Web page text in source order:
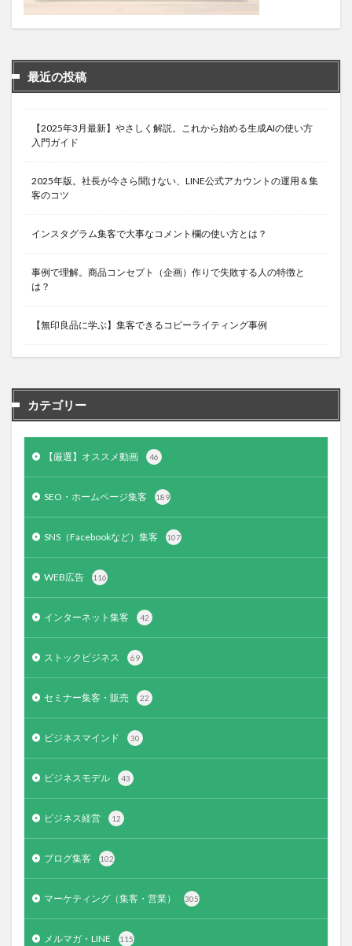
最近の投稿
【2025年3月最新】やさしく解説。これから始める生成AIの使い方
入門ガイド
2025年版。社長が今さら聞けない、LINE公式アカウントの運用＆集
客のコツ
インスタグラム集客で大事なコメント欄の使い方とは？
事例で理解。商品コンセプト（企画）作りで失敗する人の特徴と
は？
【無印良品に学ぶ】集客できるコピーライティング事例
カテゴリー
【厳選】オススメ動画 46
SEO・ホームページ集客 189
SNS（Facebookなど）集客 107
WEB広告 116
インターネット集客 42
ストックビジネス 69
セミナー集客・販売 22
ビジネスマインド 30
ビジネスモデル 43
ビジネス経営 12
ブログ集客 102
マーケティング（集客・営業） 305
メルマガ・LINE 115